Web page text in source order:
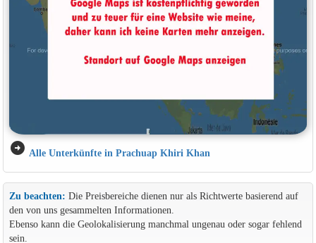
arrow_circle_right Alle Unterkünfte in Prachuap Khiri Khan
Zu beachten: Die Preisbereiche dienen nur als Richtwerte basierend auf
den von uns gesammelten Informationen.
Ebenso kann die Geolokalisierung manchmal ungenau oder sogar fehlend
sein.